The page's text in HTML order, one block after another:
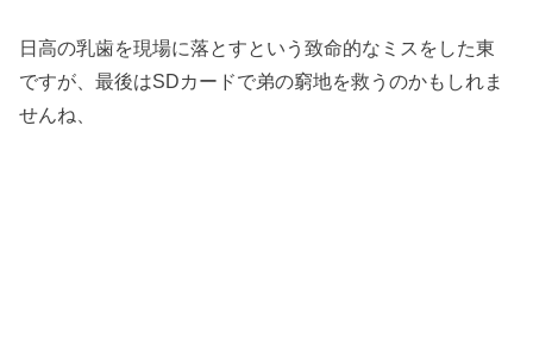
日高の乳歯を現場に落とすという致命的なミスをした東
ですが、最後はSDカードで弟の窮地を救うのかもしれま
せんね、